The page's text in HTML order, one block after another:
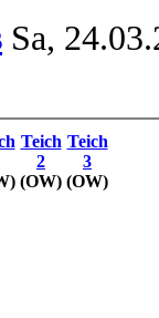
Sa,
Teich
2
(OW)
Teich
3
(OW)